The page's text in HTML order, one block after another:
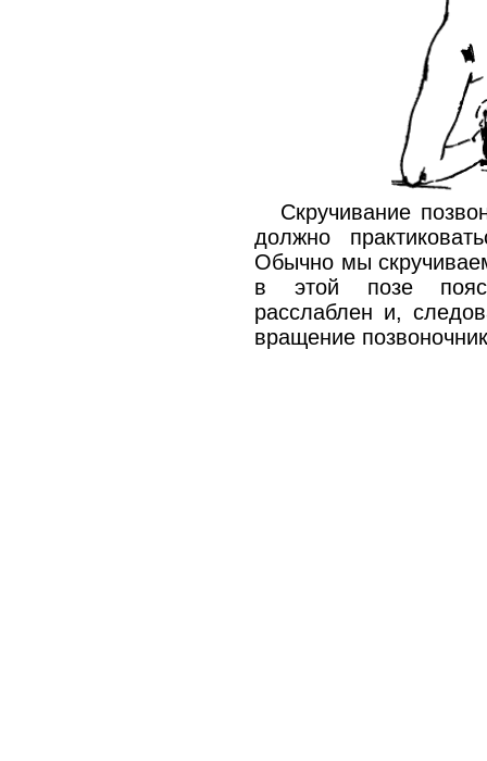
Скручивание
должно
Обычно мы
в этой позе
расслаблен и,
вращение